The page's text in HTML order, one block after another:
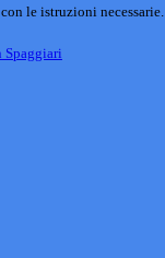
le istruzioni necessarie.
Spaggiari